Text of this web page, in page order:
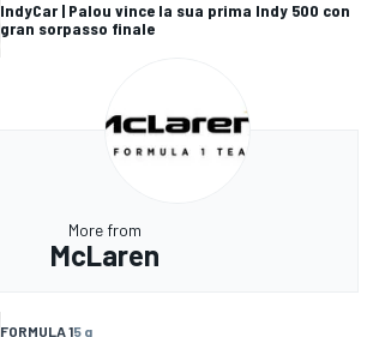
IndyCar | Palou vince la sua prima Indy 500 con
gran sorpasso finale
More from
McLaren
FORMULA 15 g